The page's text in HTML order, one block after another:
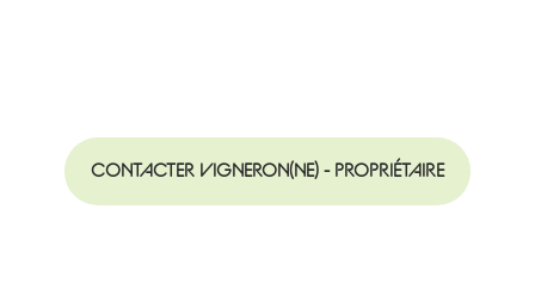
CONTACTER VIGNERON(NE) - PROPRIÉTAIRE